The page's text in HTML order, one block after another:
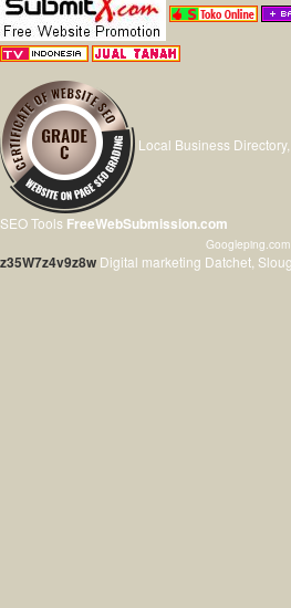
Local Business
SEO Tools FreeWebSubmission.com
Googleping.com
z35W7z4v9z8w Digital marketing Datchet,